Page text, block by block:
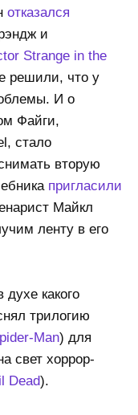
отказался
и
Strange in the
решили, что у
И о
Файги,
стало
вторую
пригласили
Майкл
ленту в его
какого
трилогию
Man) для
свет хоррор-
Dead).